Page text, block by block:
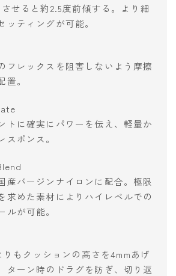
せると約2.5度前傾する。より細
ッティングが可能。
フレックスを阻害しないよう摩擦
。
トに確実にパワーを伝え、軽量か
スポンス。
産バージンナイロンに配合。極限
求めた素材によりハイレベルでの
ルが可能。
もクッションの高さを4mmあげ
ターン時のドラグを防ぎ、切り返